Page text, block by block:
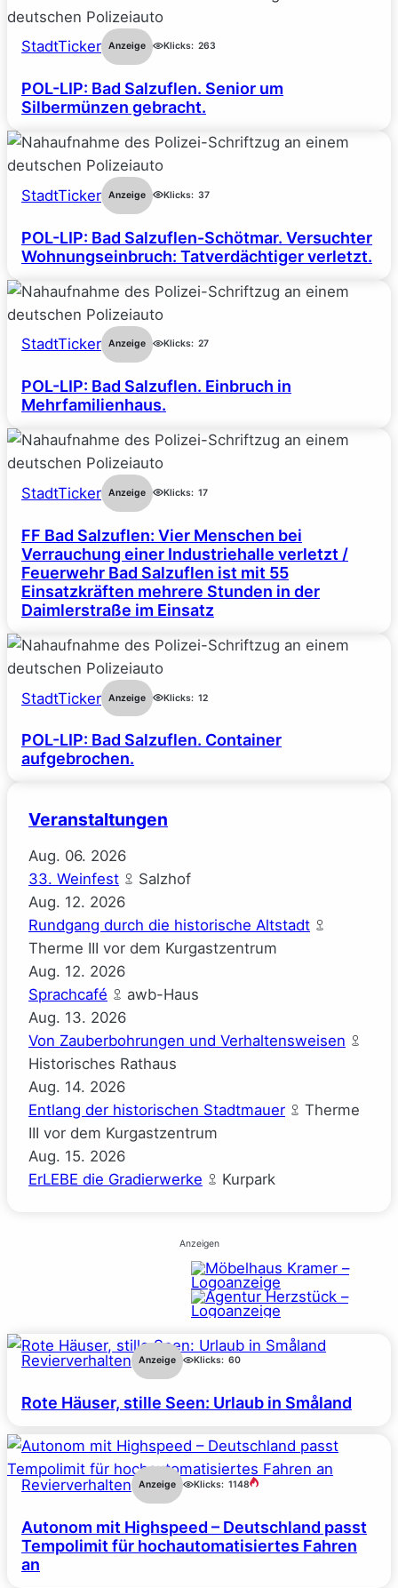
StadtTicker Anzeige Klicks: 263
POL-LIP: Bad Salzuflen. Senior um
Silbermünzen gebracht.
StadtTicker Anzeige Klicks: 37
POL-LIP: Bad Salzuflen-Schötmar. Versuchter
Wohnungseinbruch: Tatverdächtiger verletzt.
StadtTicker Anzeige Klicks: 27
POL-LIP: Bad Salzuflen. Einbruch in
Mehrfamilienhaus.
StadtTicker Anzeige Klicks: 17
FF Bad Salzuflen: Vier Menschen bei
Verrauchung einer Industriehalle verletzt /
Feuerwehr Bad Salzuflen ist mit 55
Einsatzkräften mehrere Stunden in der
Daimlerstraße im Einsatz
StadtTicker Anzeige Klicks: 12
POL-LIP: Bad Salzuflen. Container
aufgebrochen.
Veranstaltungen
Aug. 06. 2026
33. Weinfest
Salzhof
Aug. 12. 2026
Rundgang durch die historische Altstadt
Therme III vor dem Kurgastzentrum
Aug. 12. 2026
Sprachcafé
awb-Haus
Aug. 13. 2026
Von Zauberbohrungen und Verhaltensweisen
Historisches Rathaus
Aug. 14. 2026
Entlang der historischen Stadtmauer
Therme
III vor dem Kurgastzentrum
Aug. 15. 2026
ErLEBE die Gradierwerke
Kurpark
Anzeigen
Revierverhalten Anzeige Klicks: 60
Rote Häuser, stille Seen: Urlaub in Småland
Revierverhalten Anzeige Klicks: 1148
Autonom mit Highspeed – Deutschland passt
Tempolimit für hochautomatisiertes Fahren
an